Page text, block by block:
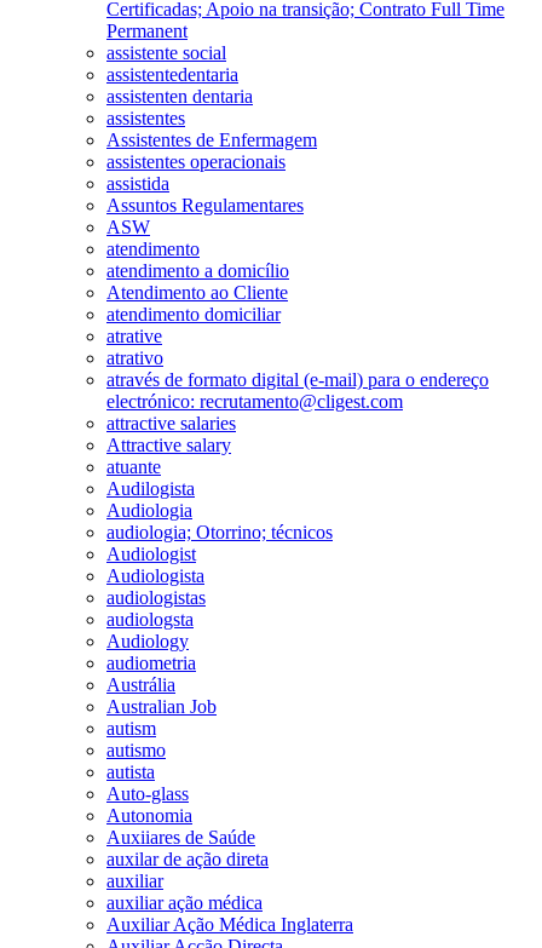
Certificadas; Apoio na transição; Contrato Full Time
Permanent
assistente social
assistentedentaria
assistenten dentaria
assistentes
Assistentes de Enfermagem
assistentes operacionais
assistida
Assuntos Regulamentares
ASW
atendimento
atendimento a domicílio
Atendimento ao Cliente
atendimento domiciliar
atrative
atrativo
através de formato digital (e-mail) para o endereço
electrónico: recrutamento@cligest.com
attractive salaries
Attractive salary
atuante
Audilogista
Audiologia
audiologia; Otorrino; técnicos
Audiologist
Audiologista
audiologistas
audiologsta
Audiology
audiometria
Austrália
Australian Job
autism
autismo
autista
Auto-glass
Autonomia
Auxiiares de Saúde
auxilar de ação direta
auxiliar
auxiliar ação médica
Auxiliar Ação Médica Inglaterra